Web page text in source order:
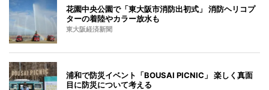
花園中央公園で「東大阪市消防出初式」 消防ヘリコプ
ターの着陸やカラー放水も
東大阪経済新聞
浦和で防災イベント「BOUSAI PICNIC」 楽しく真面
目に防災について考える